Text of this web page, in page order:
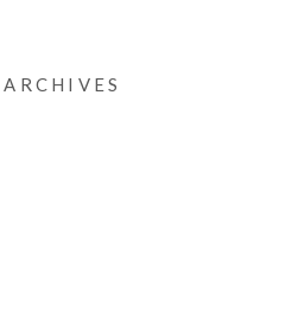
ARCHIVES